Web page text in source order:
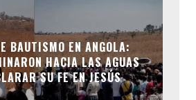
BAUTISMO EN ANGOLA:
HACIA LAS AGUAS
SU FE EN JESÚS